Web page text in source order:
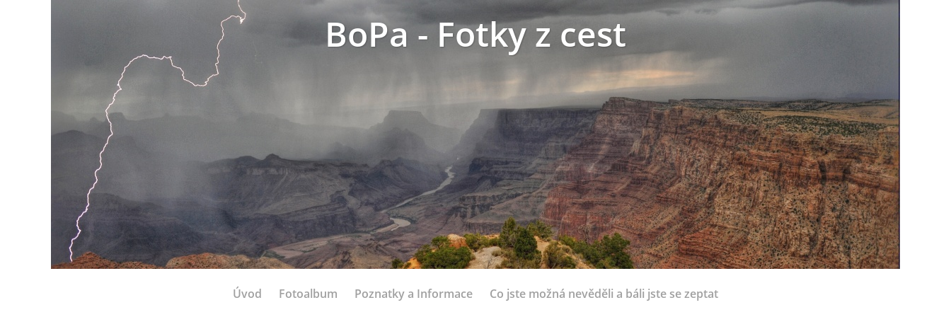
BoPa - Fotky z cest
Úvod Fotoalbum Poznatky a Informace Co jste možná nevěděli a báli jste se zeptat